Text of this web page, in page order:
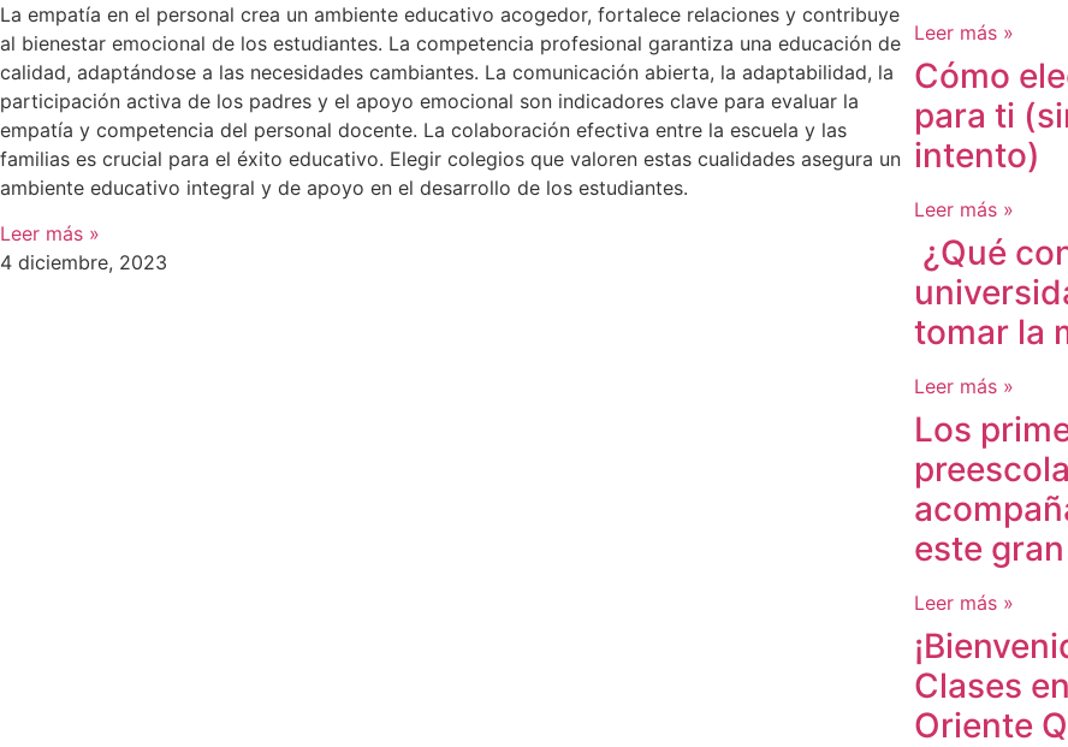
La empatía en el personal crea un ambiente educativo acogedor, fortalece relaciones y contribuye
al bienestar emocional de los estudiantes. La competencia profesional garantiza una educación de
calidad, adaptándose a las necesidades cambiantes. La comunicación abierta, la adaptabilidad, la
participación activa de los padres y el apoyo emocional son indicadores clave para evaluar la
empatía y competencia del personal docente. La colaboración efectiva entre la escuela y las
familias es crucial para el éxito educativo. Elegir colegios que valoren estas cualidades asegura un
ambiente educativo integral y de apoyo en el desarrollo de los estudiantes.
Leer más »
4 diciembre, 2023
Leer más »
Cómo
para ti
intento)
Leer más »
¿Qué
tomar la
Leer más »
Los
este
Leer más »
Clases
Oriente